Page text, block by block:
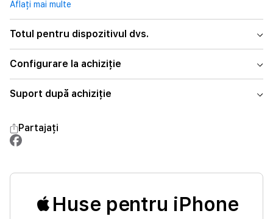
Aflați mai multe
Totul pentru dispozitivul dvs.
Configurare la achiziție
Suport după achiziție
Partajați
Huse pentru iPhone